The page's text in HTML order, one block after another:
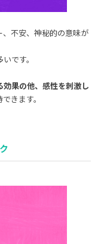
不安、神秘的の意味が
です。
果の他、感性を刺激し
きます。